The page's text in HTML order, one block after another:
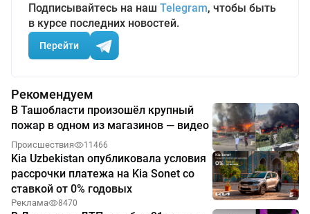
Подписывайтесь на наш Telegram, чтобы быть
в курсе последних новостей.
Перейти
Рекомендуем
В Ташобласти произошёл крупный
пожар в одном из магазинов — видео
Происшествия 11466
Kia Uzbekistan опубликовала условия
рассрочки платежа на Kia Sonet со
ставкой от 0% годовых
Реклама 8470